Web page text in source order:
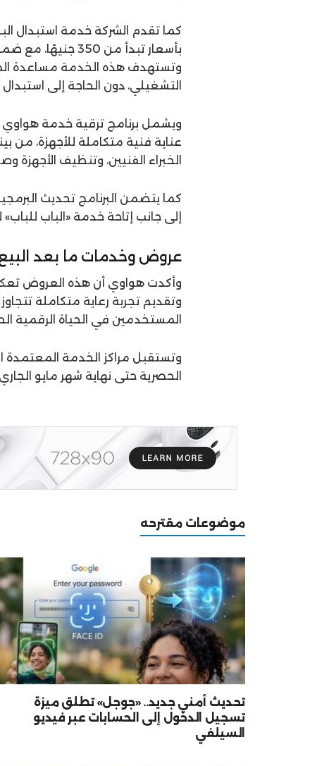
كما تقدم الشركة خدمة استبدال
بأسعار تبدأ من 350 جنيهًا، مع ضمان لمدة 180 يومًا.
وتستهدف هذه الخدمة مساعدة
التشغيلي، دون الحاجة إلى استبدال
ويشمل برنامج ترقية خدمة
عناية فنية متكاملة للأجهزة، من
الخبراء الفنيين، وتنظيف الأجهزة
كما يتضمن البرنامج تحديث
إلى جانب إتاحة خدمة «الباب
عروض وخدمات ما بعد
وأكدت هواوي أن هذه العروض
وتقديم تجربة رعاية متكاملة
المستخدمين في الحياة الرقمية
وتستقبل مراكز الخدمة المعتمدة
الحصرية حتى نهاية شهر مايو
موضوعات مقترحه
تحديث أمني جديد.. «جوجل» تطلق ميزة
تسجيل الدخول إلى الحسابات عبر فيديو
السيلفي